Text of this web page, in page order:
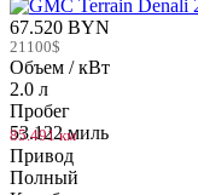
67.520 BYN
21100$
Объем / кВт
2.0 л
Пробег
53.122 миль
85.491 км
Привод
Полный